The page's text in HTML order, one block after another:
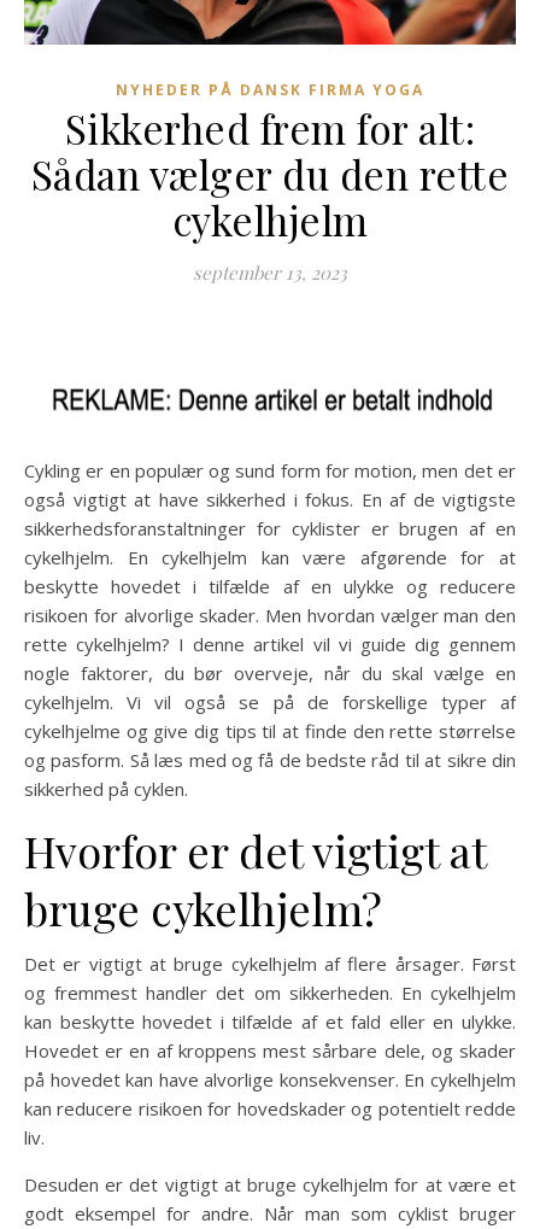
NYHEDER PÅ DANSK FIRMA YOGA
Sikkerhed frem for alt:
Sådan vælger du den rette
cykelhjelm
september 13, 2023
Cykling er en populær og sund form for motion, men det er
også vigtigt at have sikkerhed i fokus. En af de vigtigste
sikkerhedsforanstaltninger for cyklister er brugen af en
cykelhjelm. En cykelhjelm kan være afgørende for at
beskytte hovedet i tilfælde af en ulykke og reducere
risikoen for alvorlige skader. Men hvordan vælger man den
rette cykelhjelm? I denne artikel vil vi guide dig gennem
nogle faktorer, du bør overveje, når du skal vælge en
cykelhjelm. Vi vil også se på de forskellige typer af
cykelhjelme og give dig tips til at finde den rette størrelse
og pasform. Så læs med og få de bedste råd til at sikre din
sikkerhed på cyklen.
Hvorfor er det vigtigt at
bruge cykelhjelm?
Det er vigtigt at bruge cykelhjelm af flere årsager. Først
og fremmest handler det om sikkerheden. En cykelhjelm
kan beskytte hovedet i tilfælde af et fald eller en ulykke.
Hovedet er en af kroppens mest sårbare dele, og skader
på hovedet kan have alvorlige konsekvenser. En cykelhjelm
kan reducere risikoen for hovedskader og potentielt redde
liv.
Desuden er det vigtigt at bruge cykelhjelm for at være et
godt eksempel for andre. Når man som cyklist bruger